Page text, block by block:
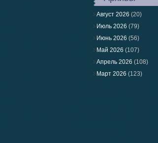
Август 2026 (20)
Июль 2026 (79)
Июнь 2026 (56)
Май 2026 (107)
Апрель 2026 (108)
Март 2026 (123)